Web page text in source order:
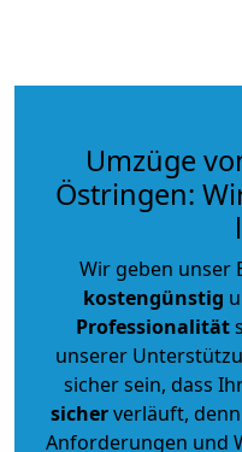
Umzüge
Östringen:
Wir geben unser
kostengünstig
Professionalität
unserer
sicher sein, dass
sicherverläuft,
Anforderungen und